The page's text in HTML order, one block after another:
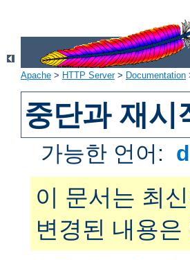
Apache > HTTP Server> Documentation
중단과 재시
가능한 언어:
이 문서는 최
변경된 내용